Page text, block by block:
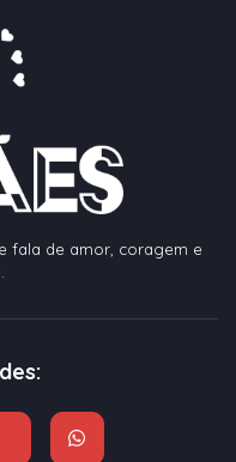
fala de amor, coragem e